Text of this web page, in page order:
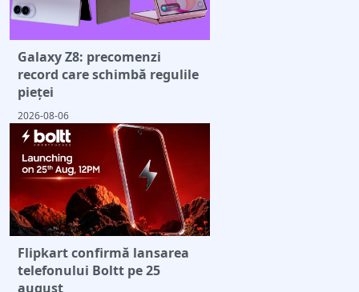
Galaxy Z8: precomenzi
record care schimbă regulile
pieței
2026-08-06
Flipkart confirmă lansarea
telefonului Boltt pe 25
august